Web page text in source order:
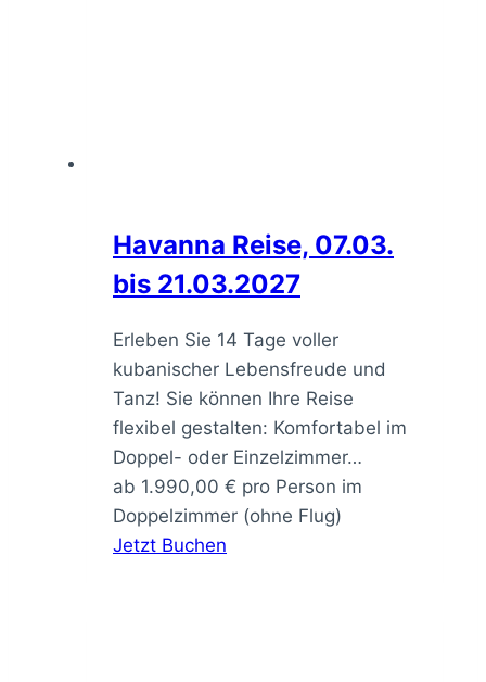
Havanna Reise, 07.03.
bis 21.03.2027
Erleben Sie 14 Tage voller
kubanischer Lebensfreude und
Tanz! Sie können Ihre Reise
flexibel gestalten: Komfortabel im
Doppel- oder Einzelzimmer…
ab 1.990,00 € pro Person im
Doppelzimmer (ohne Flug)
Jetzt Buchen